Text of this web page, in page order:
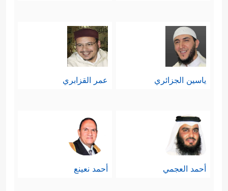
ياسين الجزائري عمر القزابري
أحمد العجمي أحمد نعينع